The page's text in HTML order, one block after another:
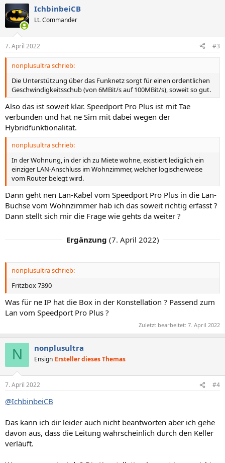
k
t
e
n
IchbinbeiCB
Lt. Commander
7. April 2022 #3
nonplusultra schrieb:
Die Unterstützung über das Funknetz sorgt für einen ordentlichen
Geschwindigkeitsschub (von 6MBit/s auf 100MBit/s), soweit so gut.
Also das ist soweit klar. Speedport Pro Plus ist mit Tae
verbunden und hat ne Sim mit dabei wegen der
Hybridfunktionalität.
nonplusultra schrieb:
In der Wohnung, in der ich zu Miete wohne, existiert lediglich ein
einziger LAN-Anschluss im Wohnzimmer, welcher logischerweise
vom Router belegt wird.
Dann geht nen Lan-Kabel vom Speedport Pro Plus in die Lan-
Buchse vom Wohnzimmer hab ich das soweit richtig erfasst ?
Dann stellt sich mir die Frage wie gehts da weiter ?
Ergänzung (7. April 2022)
nonplusultra schrieb:
Fritzbox 7390
Was für ne IP hat die Box in der Konstellation ? Passend zum
Lan vom Speedport Pro Plus ?
Zuletzt bearbeitet: 7. April 2022
N nonplusultra
Ensign Ersteller dieses Themas
7. April 2022 #4
@IchbinbeiCB
Das kann ich dir leider auch nicht beantworten aber ich gehe
davon aus, dass die Leitung wahrscheinlich durch den Keller
verläuft.